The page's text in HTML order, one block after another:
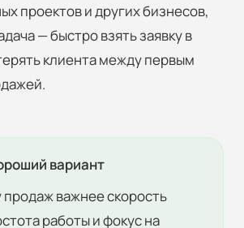
проектов и других бизнесов,
— быстро взять заявку в
клиента между первым
вариант
продаж важнее скорость
работы и фокус на